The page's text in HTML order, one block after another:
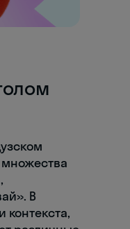
множества
В
контекста,